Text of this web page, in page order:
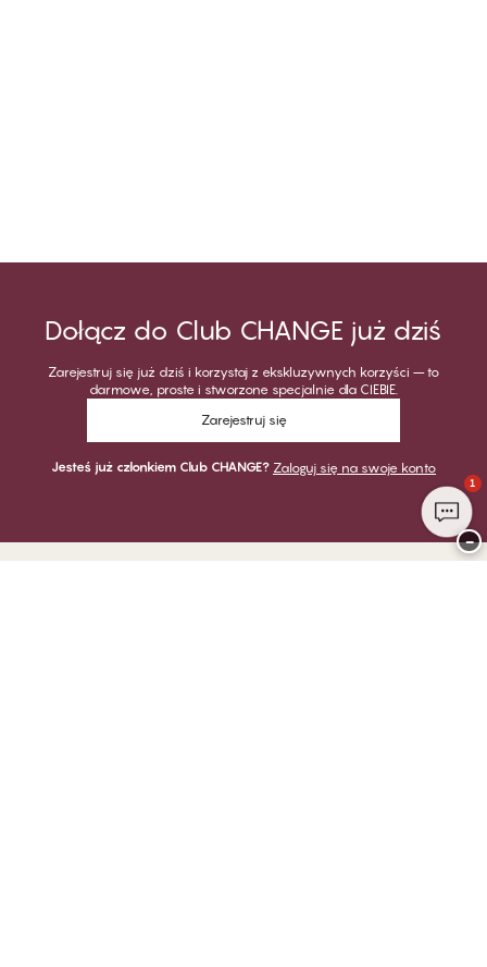
Dołącz do Club CHANGE już dziś
Zarejestruj się już dziś i korzystaj z ekskluzywnych korzyści – to
darmowe, proste i stworzone specjalnie dla CIEBIE.
Zarejestruj się
Jesteś już członkiem Club CHANGE? Zaloguj się na swoje konto
1
−